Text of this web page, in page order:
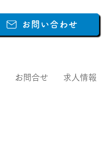
お問い合わせ
お問合せ 求人情報